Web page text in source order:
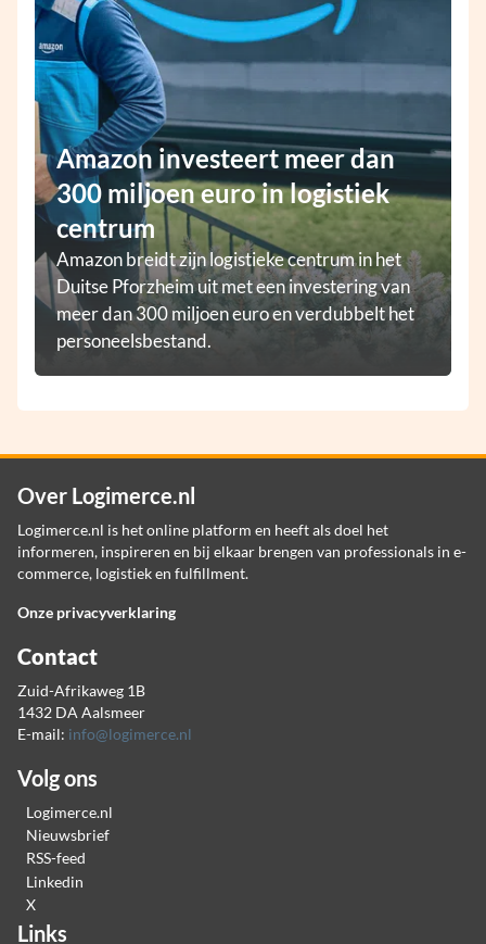
Amazon investeert meer dan
300 miljoen euro in logistiek
centrum
Amazon breidt zijn logistieke centrum in het
Duitse Pforzheim uit met een investering van
meer dan 300 miljoen euro en verdubbelt het
personeelsbestand.
Over Logimerce.nl
Logimerce.nl is het online platform en heeft als doel het
informeren, inspireren en bij elkaar brengen van professionals in e-
commerce, logistiek en fulfillment.
Onze privacyverklaring
Contact
Zuid-Afrikaweg 1B
1432 DA Aalsmeer
E-mail: info@logimerce.nl
Volg ons
Logimerce.nl
Nieuwsbrief
RSS-feed
Linkedin
X
Links